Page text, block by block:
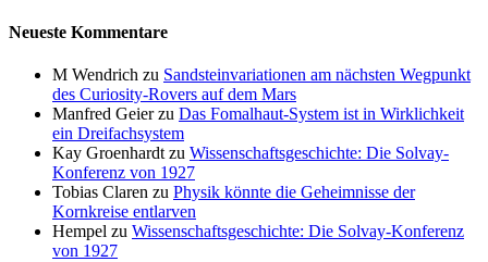
Neueste Kommentare
M Wendrich zu Sandsteinvariationen am nächsten Wegpunkt
des Curiosity-Rovers auf dem Mars
Manfred Geierzu Das Fomalhaut-System ist in Wirklichkeit
ein Dreifachsystem
Kay Groenhardt zu Wissenschaftsgeschichte: Die Solvay-
Konferenz von 1927
Tobias Claren zu Physik könnte die Geheimnisse der
Kornkreise entlarven
Hempel zu Wissenschaftsgeschichte: Die Solvay-Konferenz
von 1927